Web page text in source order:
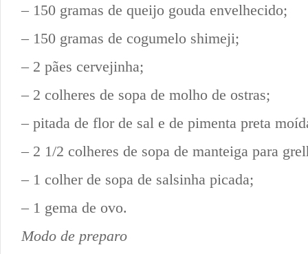
– 150 gramas de queijo gouda envelhecido;
– 150 gramas de cogumelo shimeji;
– 2 pães cervejinha;
– 2 colheres de sopa de molho de ostras;
– pitada de flor de sal e de pimenta preta
– 2 1/2 colheres de sopa de manteiga para
– 1 colher de sopa de salsinha picada;
– 1 gema de ovo.
Modo de preparo